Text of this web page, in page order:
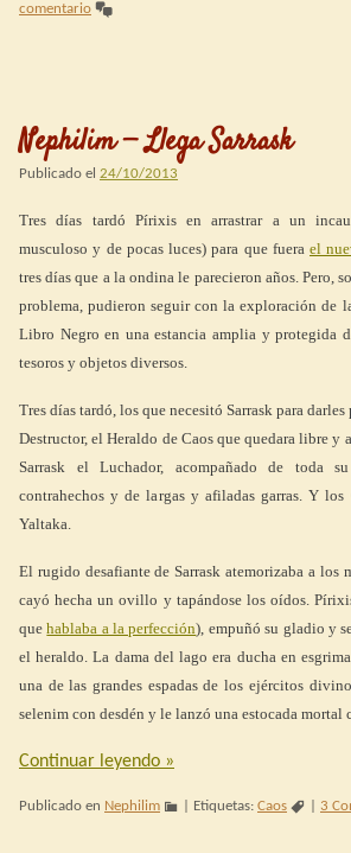
comentario
Nephilim — Llega Sarrask
Publicado el 24/10/2013
Tres días tardó Pírixis en arrastrar a un
musculoso y de pocas luces) para que fuera el
tres días que a la ondina le parecieron años. Pero,
problema, pudieron seguir con la exploración de
Libro Negro en una estancia amplia y protegida
tesoros y objetos diversos.
Tres días tardó, los que necesitó Sarrask para
Destructor, el Heraldo de Caos que quedara libre y
Sarrask el Luchador, acompañado de toda
contrahechos y de largas y afiladas garras. Y
Yaltaka.
El rugido desafiante de Sarrask atemorizaba a los
cayó hecha un ovillo y tapándose los oídos.
quehablaba a la perfección), empuñó su gladio y
el heraldo. La dama del lago era ducha en
una de las grandes espadas de los ejércitos
selenim con desdén y le lanzó una estocada mortal
Continuar leyendo »
Publicado en Nephilim Etiquetas: Caos 3